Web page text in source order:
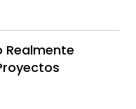
Realmente